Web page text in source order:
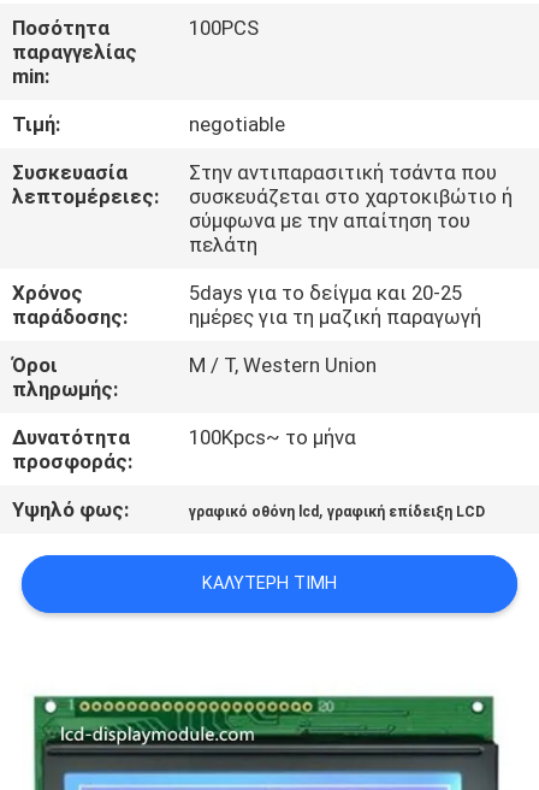
ΓΎΡΟΣ
ΕΡΓΟΣΤΑΣΊΩΝ
ΠΟΙΟΤΙΚΌΣ
ΈΛΕΓΧΟΣ
ΝΈΑ
ΖΗΤΉΣΤΕ
ΈΝΑ
ΑΠΌΣΠΑΣΜΑ
SITEMAP
ΑΠΟΡΡΉΤΟΥ
Ποσότητα
παραγγελίας
min:
100PCS
Τιμή:
negotiable
Συσκευασία
λεπτομέρειες:
Στην αντιπαρασιτική τσάντα που
συσκευάζεται στο χαρτοκιβώτιο ή
σύμφωνα με την απαίτηση του
πελάτη
Χρόνος
παράδοσης:
5days για το δείγμα και 20-25
ημέρες για τη μαζική παραγωγή
Όροι
πληρωμής:
Μ / Τ, Western Union
Δυνατότητα
προσφοράς:
100Kpcs~ το μήνα
Υψηλό φως: γραφικό οθόνη lcd ,γραφική επίδειξη LCD
ΚΑΛΎΤΕΡΗ ΤΙΜΉ